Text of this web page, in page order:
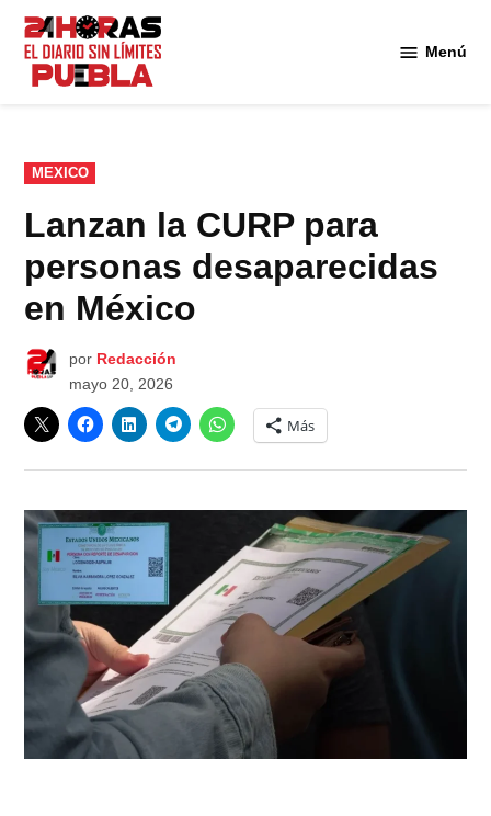
Saltar
contenido
Menú
PUBLICADO
EN
MEXICO
Lanzan la CURP para
personas desaparecidas
en México
por Redacción
mayo 20, 2026
Más